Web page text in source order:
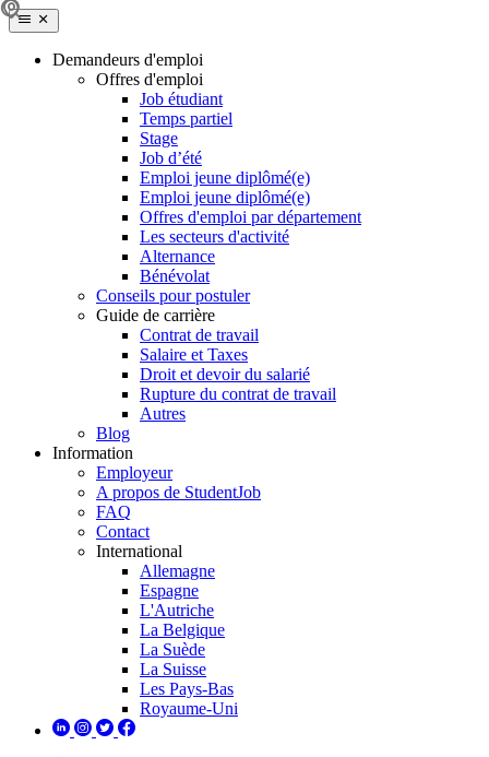
Demandeurs d'emploi
Offres d'emploi
Job étudiant
Temps partiel
Stage
Job d’été
Emploi jeune diplômé(e)
Emploi jeune diplômé(e)
Offres d'emploi par département
Les secteurs d'activité
Alternance
Bénévolat
Conseils pour postuler
Guide de carrière
Contrat de travail
Salaire et Taxes
Droit et devoir du salarié
Rupture du contrat de travail
Autres
Blog
Information
Employeur
A propos de StudentJob
FAQ
Contact
International
Allemagne
Espagne
L'Autriche
La Belgique
La Suède
La Suisse
Les Pays-Bas
Royaume-Uni